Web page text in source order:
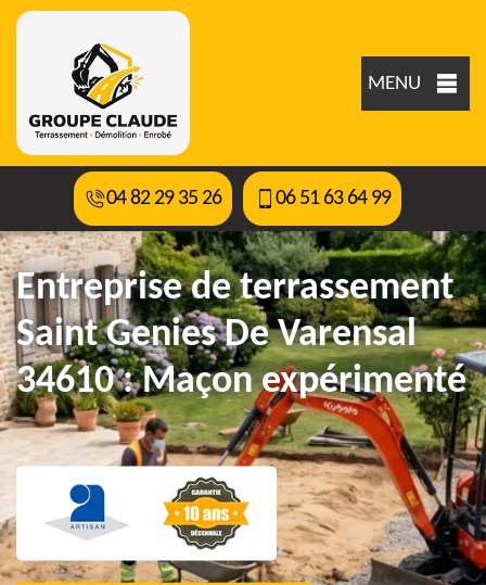
MENU
04 82 29 35 26 06 51 63 64 99
Entreprise de terrassement
Saint Genies De Varensal
34610 : Maçon expérimenté